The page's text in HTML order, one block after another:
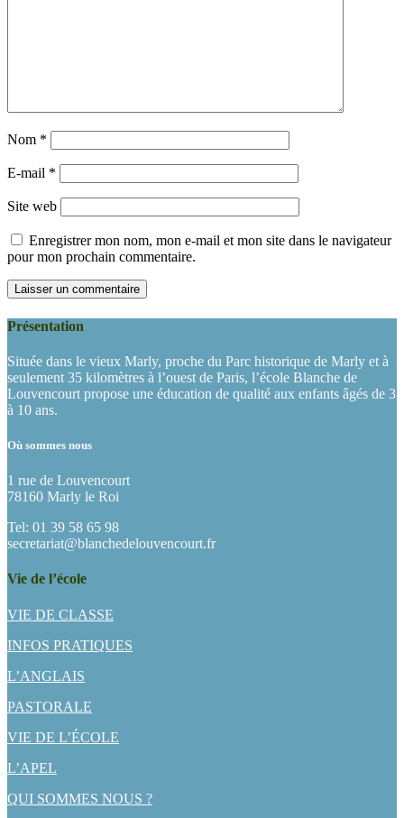
Nom *
E-mail *
Site web
Enregistrer mon nom, mon e-mail et mon site dans le navigateur
pour mon prochain commentaire.
Présentation
Située dans le vieux Marly, proche du Parc historique de Marly et à
seulement 35 kilomètres à l’ouest de Paris, l’école Blanche de
Louvencourt propose une éducation de qualité aux enfants âgés de 3
à 10 ans.
Où sommes nous
1 rue de Louvencourt
78160 Marly le Roi
Tel: 01 39 58 65 98
secretariat@blanchedelouvencourt.fr
Vie de l’école
VIE DE CLASSE
INFOS PRATIQUES
L’ANGLAIS
PASTORALE
VIE DE L’ÉCOLE
L’APEL
QUI SOMMES NOUS ?